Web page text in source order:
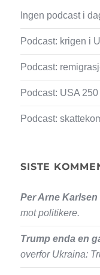
Ingen podcast i
Podcast: krigen i
Podcast:
Podcast: USA 250
Podcast:
SISTE
Per Arne Karlsen
mot politikere.
Trump enda en
overfor Ukraina: